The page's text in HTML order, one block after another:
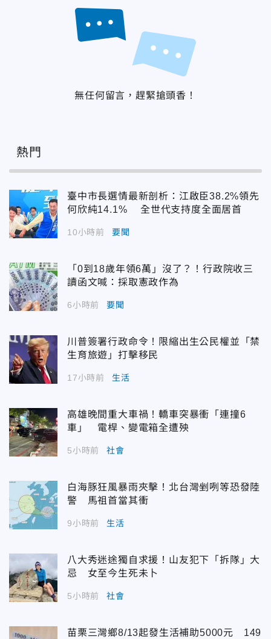
無任何留言，趕緊搶頭香！
熱門
臺中市長選情最新剖析：江啟臣38.2%領先
何欣純14.1% 全世代支持度全面居首
10小時前 要聞
「0到18歲年領6萬」沒了？！行政院收三
讀函文喊：採取憲政作為
6小時前 要聞
川普簽署行政命令！限縮出生公民權並「禁
生育旅遊」打擊移民
17小時前 生活
高雄晚間重大車禍！轎車突暴衝「連撞6
車」 電桿、變電箱全遭殃
5小時前 社會
白海豚狂風暴雨夾擊！北台灣剉咧等恐發陸
警 馬祖首當其衝
9小時前 生活
八大秀迷途獨自求援！山友犯下「拆隊」大
忌 女至今生死未卜
5小時前 社會
苗栗三灣鄉8/13起發生活補助5000元 149